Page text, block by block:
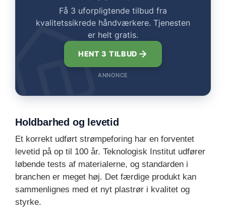
Få 3 uforpligtende tilbud fra
kvalitetssikrede håndværkere. Tjenesten
er helt gratis.
HENT 3 TILBUD
ANNONCE
Holdbarhed og levetid
Et korrekt udført strømpeforing har en forventet
levetid på op til 100 år. Teknologisk Institut udfører
løbende tests af materialerne, og standarden i
branchen er meget høj. Det færdige produkt kan
sammenlignes med et nyt plastrør i kvalitet og
styrke.